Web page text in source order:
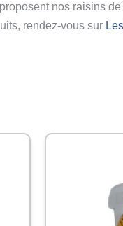
nos raisins
rendez-vous sur